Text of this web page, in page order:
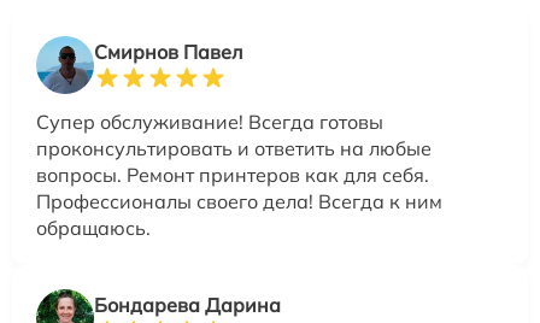
Смирнов Павел
Супер обслуживание! Всегда готовы
проконсультировать и ответить на любые
вопросы. Ремонт принтеров как для себя.
Профессионалы своего дела! Всегда к ним
обращаюсь.
Бондарева Дарина